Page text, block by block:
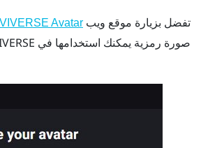
تفضل بزيارة موقع ويب VIVERSE Avatar
صورة رمزية يمكنك استخدامها في